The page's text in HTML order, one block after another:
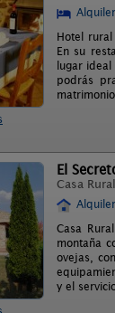
Hotel
En su
lugar
podrás
El
Casa
Casa
montaña
ovejas,
y el